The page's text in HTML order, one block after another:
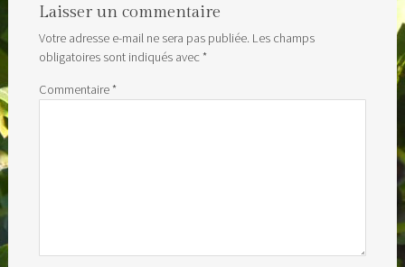
Laisser un commentaire
Votre adresse e-mail ne sera pas publiée. Les champs
obligatoires sont indiqués avec*
Commentaire*